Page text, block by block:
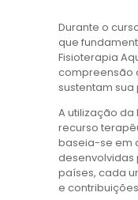
Durante o
que
Fisioterapia
compreensão
sustentam
A utilização
recurso
baseia-se em
desenvolvidas
países, cada
e